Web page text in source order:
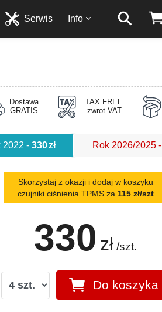
Info
Serwis
Dostawa
GRATIS
TAX FREE
zwrot VAT
2022 -330zł Rok 2026/2025-
Skorzystaj z okazji i dodaj w koszyku
czujniki ciśnienia TPMS za 115 zł/szt
330 zł /szt.
Do koszyka